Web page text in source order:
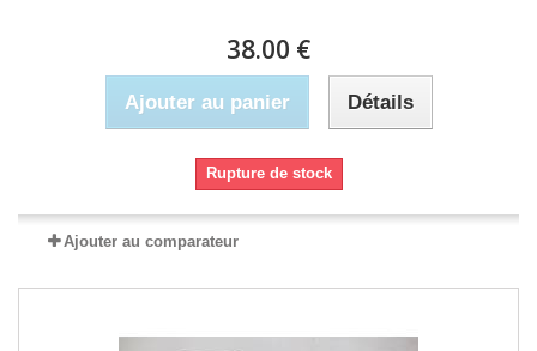
38.00 €
Ajouter au panier Détails
Rupture de stock
Ajouter au comparateur